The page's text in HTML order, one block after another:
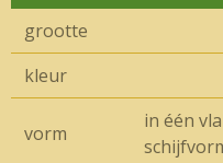
grootte
kleur
vorm
in één